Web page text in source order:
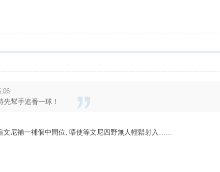
幫手追番一球！
文尼補一補個中間位, 唔使等文尼四野無人輕鬆射入……